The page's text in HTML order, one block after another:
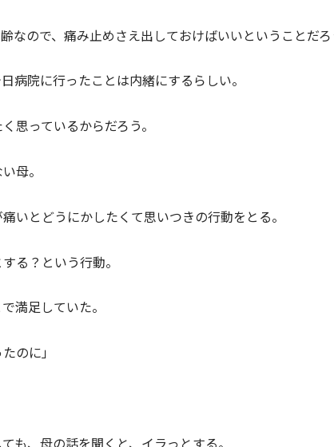
なので、痛み止めさえ出しておけばいいということだろ
病院に行ったことは内緒にするらしい。
思っているからだろう。
母。
いとどうにかしたくて思いつきの行動をとる。
る？という行動。
満足していた。
のに」
も、母の話を聞くと、イラっとする。